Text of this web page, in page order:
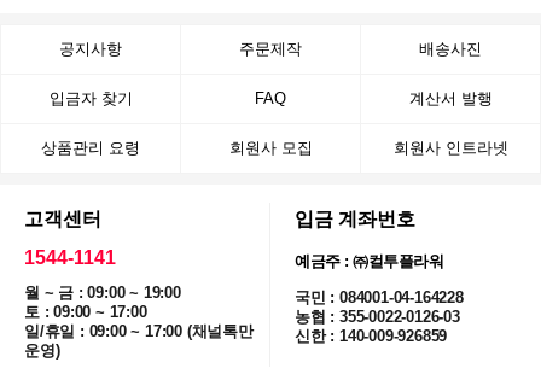
공지사항 주문제작 배송사진
입금자 찾기 FAQ 계산서 발행
상품관리 요령 회원사 모집 회원사 인트라넷
고객센터
1544-1141
월 ~ 금 : 09:00 ~ 19:00
토 : 09:00 ~ 17:00
일/휴일 : 09:00 ~ 17:00 (채널톡만
운영)
입금 계좌번호
예금주 : ㈜컬투플라워
국민 : 084001-04-164228
농협 : 355-0022-0126-03
신한 : 140-009-926859